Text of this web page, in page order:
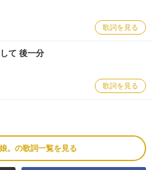
歌詞を見る
て 後一分
歌詞を見る
。の歌詞一覧を見る